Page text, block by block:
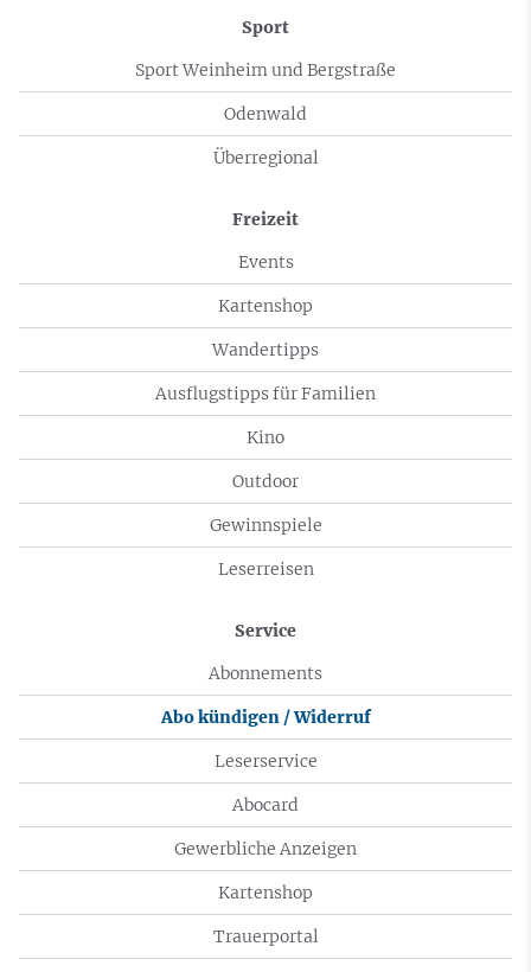
Sport
Sport Weinheim und Bergstraße
Odenwald
Überregional
Freizeit
Events
Kartenshop
Wandertipps
Ausflugstipps für Familien
Kino
Outdoor
Gewinnspiele
Leserreisen
Service
Abonnements
Abo kündigen / Widerruf
Leserservice
Abocard
Gewerbliche Anzeigen
Kartenshop
Trauerportal